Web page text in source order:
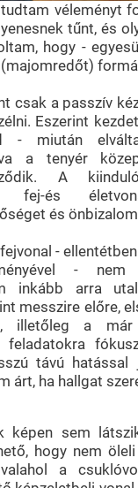
véleményt
tűnt, és
hogy -
(majomredőt)
csak a passzív
Eszerint
- miután
a tenyér
A
fej-és
és
-
-
inkább arra
messzire előre,
illetőleg a
feladatokra
távú hatással
árt, ha hallgat
képen sem
hogy nem
a